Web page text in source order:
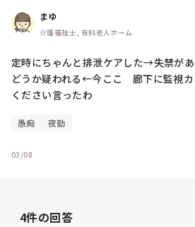
まゆ
介護福祉士, 有料老人ホーム
定時にちゃんと排泄ケアした→失禁が
どうか疑われる←今ここ　廊下に監視
ください言ったわ
愚痴 夜勤
03/08
4件の回答